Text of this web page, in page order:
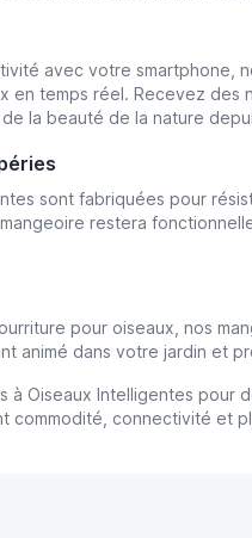
avec votre smartphone,
en temps réel. Recevez
la beauté de la nature
sont fabriquées pour
restera
pour oiseaux, nos
animé dans votre jardin et
Oiseaux Intelligentes pour
connectivité et